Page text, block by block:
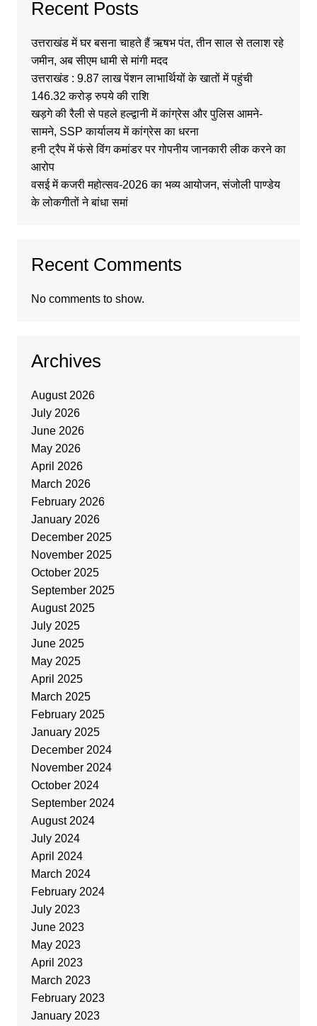
Recent Posts
उत्तराखंड में घर बसना चाहते हैं ऋषभ पंत, तीन साल से तलाश रहे
जमीन, अब सीएम धामी से मांगी मदद
उत्तराखंड : 9.87 लाख पेंशन लाभार्थियों के खातों में पहुंची
146.32 करोड़ रुपये की राशि
खड़गे की रैली से पहले हल्द्वानी में कांग्रेस और पुलिस आमने-
सामने, SSP कार्यालय में कांग्रेस का धरना
हनी ट्रैप में फंसे विंग कमांडर पर गोपनीय जानकारी लीक करने का
आरोप
वसई में कजरी महोत्सव-2026 का भव्य आयोजन, संजोली पाण्डेय
के लोकगीतों ने बांधा समां
Recent Comments
No comments to show.
Archives
August 2026
July 2026
June 2026
May 2026
April 2026
March 2026
February 2026
January 2026
December 2025
November 2025
October 2025
September 2025
August 2025
July 2025
June 2025
May 2025
April 2025
March 2025
February 2025
January 2025
December 2024
November 2024
October 2024
September 2024
August 2024
July 2024
April 2024
March 2024
February 2024
July 2023
June 2023
May 2023
April 2023
March 2023
February 2023
January 2023